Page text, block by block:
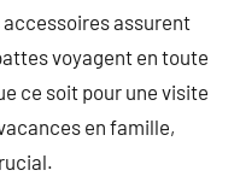
assurent
voyagent en toute
ce soit pour une visite
en famille,